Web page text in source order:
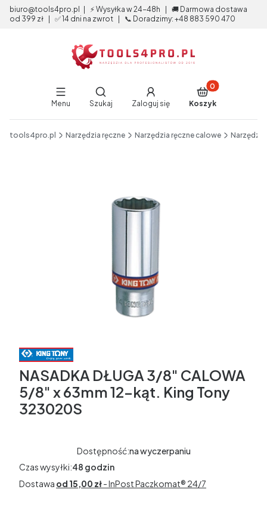
biuro@tools4pro.pl | ⚡ Wysyłka w 24-48h | 🚚 Darmowa dostawa
od 399 zł | ✅ 14 dni na zwrot | 📞 Doradzimy: +48 883 590 470
Menu
Otwórz wyszukiwarkę
Szukaj Zaloguj się
Produkty w
Koszyk
tools4pro.pl Narzędzia ręczne Narzędzia ręczne calowe
NASADKA DŁUGA 3/8" CALOWA
5/8" x 63mm 12-kąt. King Tony
323020S
Dostępność:na wyczerpaniu
Czas wysyłki:48 godzin
Dostawa od 15,00 zł- InPost Paczkomat® 24/7